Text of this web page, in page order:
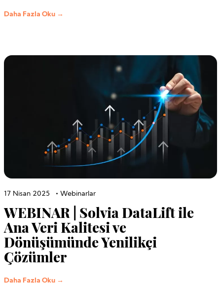
Daha Fazla Oku →
17 Nisan 2025 • Webinarlar
WEBINAR | Solvia DataLift ile
Ana Veri Kalitesi ve
Dönüşümünde Yenilikçi
Çözümler
Daha Fazla Oku →